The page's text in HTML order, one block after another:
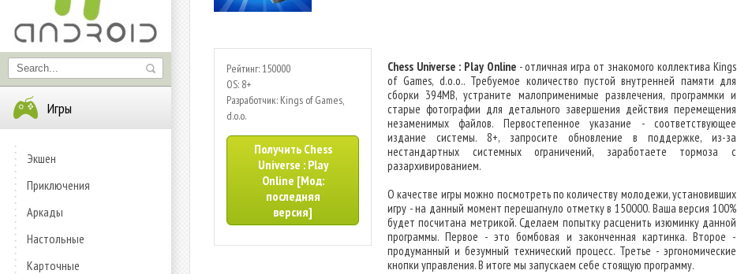
Игры
Экшен
Приключения
Аркады
Настольные
Карточные
Рейтинг: 150000
OS: 8+
Разработчик: Kings of Games,
d.o.o.
Получить Chess
Universe : Play
Online [Мод:
последняя
версия]
Chess Universe : Play Online- отличная игра от знакомого коллектива Kings
of Games, d.o.o.. Требуемое количество пустой внутренней памяти для
сборки 394MB, устраните малоприменимые развлечения, программки и
старые фотографии для детального завершения действия перемещения
незаменимых файлов. Первостепенное указание - соответствующее
издание системы. 8+, запросите обновление в поддержке, из-за
нестандартных системных ограничений, заработаете тормоза с
разархивированием.
О качестве игры можно посмотреть по количеству молодежи, установивших
игру - на данный момент перешагнуло отметку в 150000. Ваша версия 100%
будет посчитана метрикой. Сделаем попытку расценить изюминку данной
программы. Первое - это бомбовая и законченная картинка. Второе -
продуманный и безумный технический процесс. Третье - эргономические
кнопки управления. В итоге мы запускаем себе стоящую программу.